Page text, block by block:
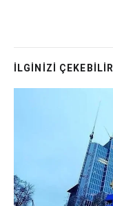
İLGİNİZİ ÇEKEBİLİR